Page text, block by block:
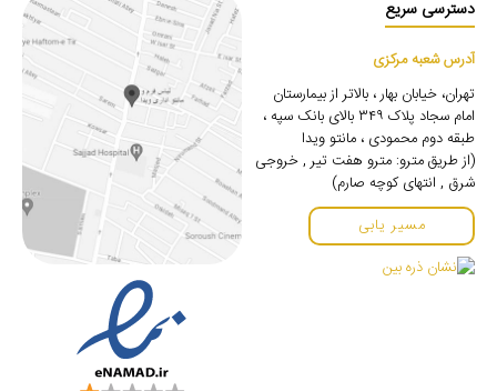
دسترسی سریع
آدرس شعبه مرکزی
تهران، خیابان بهار ، بالاتر از بیمارستان
امام سجاد پلاک ۳۴۹ بالای بانک سپه ،
طبقه دوم محمودی ، مانتو ویدا
(از طریق مترو: مترو هفت تیر , خروجی
شرق , انتهای کوچه صارم)
مسیر یابی